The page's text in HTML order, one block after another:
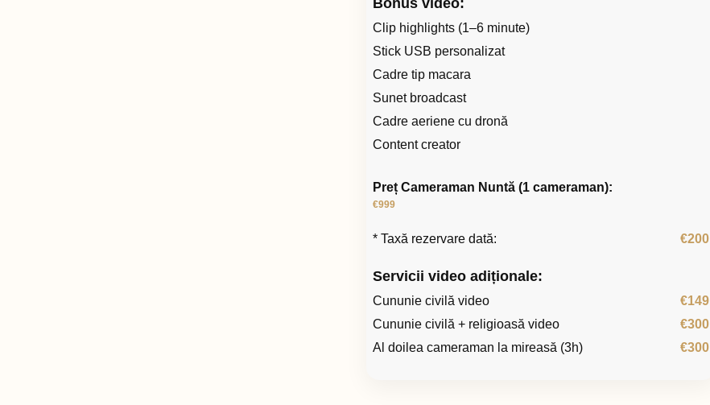
Clip highlights (1–6 minute)
Stick USB personalizat
Cadre tip macara
Sunet broadcast
Cadre aeriene cu dronă
Content creator
Preț Cameraman Nuntă (1 cameraman):
€999
* Taxă rezervare dată: €200
Servicii video adiționale:
Cununie civilă video
€149
Cununie civilă + religioasă video
€300
Al doilea cameraman la mireasă (3h)
€300